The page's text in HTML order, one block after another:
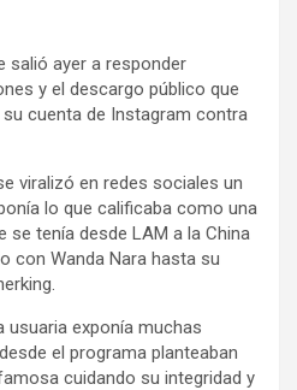
salió ayer a responder
y el descargo público que
cuenta de Instagram contra
viralizó en redes sociales un
lo que calificaba como una
se tenía desde LAM a la China
con Wanda Nara hasta su
usuaria exponía muchas
el programa planteaban
cuidando su integridad y